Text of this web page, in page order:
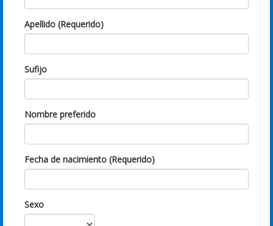
Apellido (Requerido)
Sufijo
Nombre preferido
Fecha de nacimiento (Requerido)
Sexo